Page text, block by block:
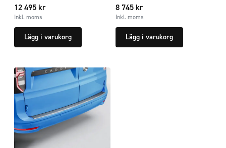
12 495 kr
Inkl. moms
Lägg i varukorg
8 745 kr
Inkl. moms
Lägg i varukorg